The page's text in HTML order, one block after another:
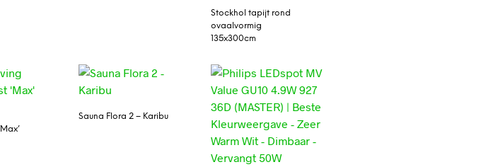
Stockhol tapijt rond
ovaalvormig
135x300cm
Sauna Flora 2 – Karibu